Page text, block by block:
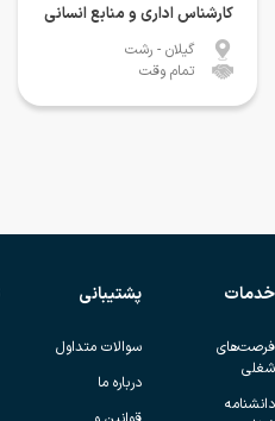
کارشناس اداری و منابع انسانی
گیلان - رشت
تمام وقت
خدمات
فرصت‌های
شغلی
دانشنامه
پشتیبانی
سوالات متداول
درباره ما